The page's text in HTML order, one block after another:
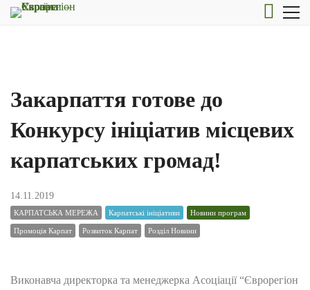
Закарпаття готове до
Конкурсу ініціатив місцевих
карпатських громад!
14.11.2019
КАРПАТСЬКА МЕРЕЖА Карпатські ініціативи Новини програм
Промоція Карпат Розвиток Карпат Розділ Новини
Виконавча директорка та менеджерка Асоціації “Єврорегіон